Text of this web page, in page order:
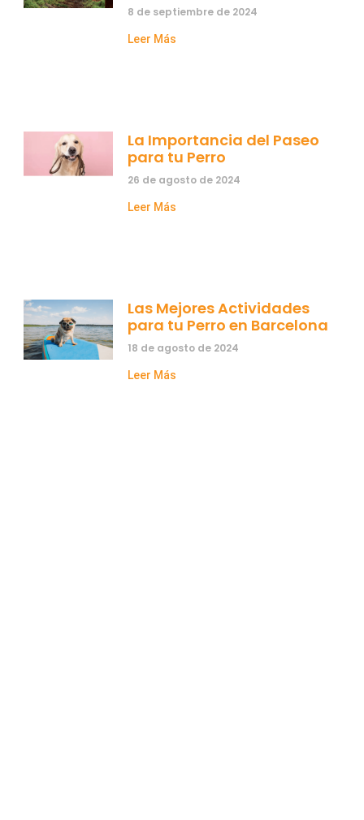
8 de septiembre de 2024
Leer Más
La Importancia del Paseo
para tu Perro
26 de agosto de 2024
Leer Más
Las Mejores Actividades
para tu Perro en Barcelona
18 de agosto de 2024
Leer Más